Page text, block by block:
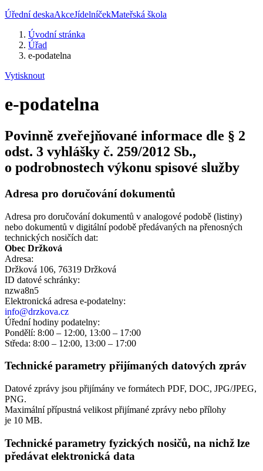
Úřední deskaAkceJídelníčekMateřská škola
Úvodní stránka
Úřad
e-podatelna
Vytisknout
e-podatelna
Povinně zveřejňované informace dle § 2
odst. 3 vyhlášky č. 259/2012 Sb.,
o podrobnostech výkonu spisové služby
Adresa pro doručování dokumentů
Adresa pro doručování dokumentů v analogové podobě (listiny)
nebo dokumentů v digitální podobě předávaných na přenosných
technických nosičích dat:
Obec Držková
Adresa:
Držková 106, 76319 Držková
ID datové schránky:
nzwa8n5
Elektronická adresa e‑podatelny:
info@drzkova.cz
Úřední hodiny podatelny:
Pondělí: 8:00 – 12:00, 13:00 – 17:00
Středa: 8:00 – 12:00, 13:00 – 17:00
Technické parametry přijímaných datových zpráv
Datové zprávy jsou přijímány ve formátech PDF, DOC, JPG/JPEG,
PNG.
Maximální přípustná velikost přijímané zprávy nebo přílohy
je 10 MB.
Technické parametry fyzických nosičů, na nichž lze
předávat elektronická data